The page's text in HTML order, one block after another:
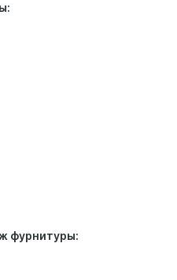
фурнитуры: